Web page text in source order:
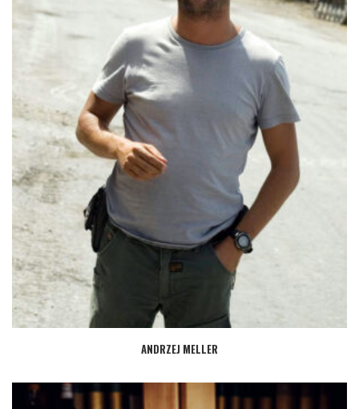
ANDRZEJ MELLER